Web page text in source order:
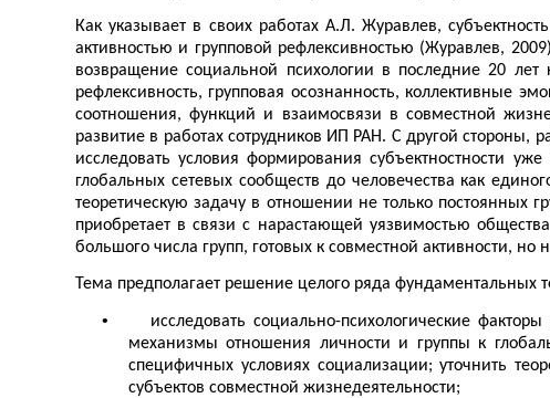
Как указывает в своих работах А.Л. Журавлев,
активностью и групповой рефлексивностью (Журавлев,
возвращение социальной психологии в последние 20
рефлексивность, групповая осознанность, коллективные
соотношения, функций и взаимосвязи в совместной
развитие в работах сотрудников ИП РАН. С другой стороны,
исследовать условия формирования субъектностности
глобальных сетевых сообществ до человечества как
теоретическую задачу в отношении не только постоянных
приобретает в связи с нарастающей уязвимостью
большого числа групп, готовых к совместной активности,
Тема предполагает решение целого ряда фундаментальных
•
исследовать социально-психологические
механизмы отношения личности и группы к
специфичных условиях социализации; уточнить
субъектов совместной жизнедеятельности;